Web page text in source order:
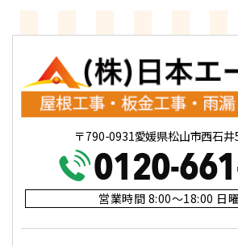
〒790-0931愛媛県松山市西石
営業時間 8:00～18:00 日